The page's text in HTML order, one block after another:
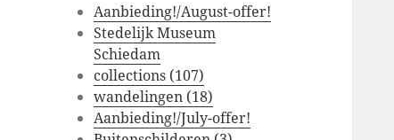
Aanbieding!/August-offer!
Stedelijk Museum
Schiedam
collections (107)
wandelingen (18)
Aanbieding!/July-offer!